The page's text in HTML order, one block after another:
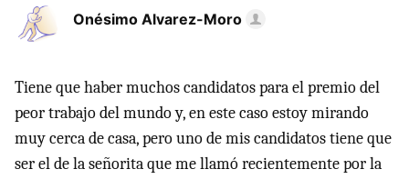
Onésimo Alvarez-Moro
Tiene que haber muchos candidatos para el premio del
peor trabajo del mundo y, en este caso estoy mirando
muy cerca de casa, pero uno de mis candidatos tiene que
ser el de la señorita que me llamó recientemente por la